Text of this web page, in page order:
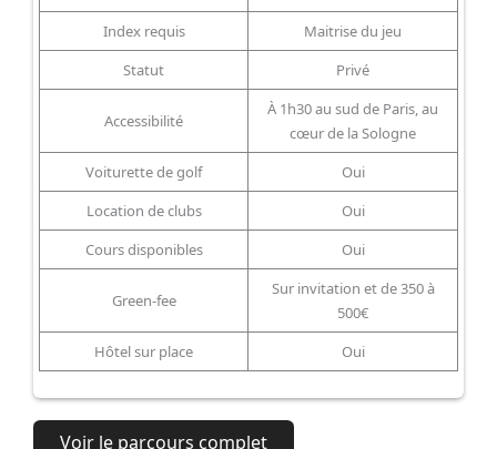
Index requis
Maitrise du jeu
Statut
Privé
Accessibilité
À 1h30 au sud de Paris, au
cœur de la Sologne
Voiturette de golf
Oui
Location de clubs
Oui
Cours disponibles
Oui
Green-fee
Sur invitation et de 350 à
500€
Hôtel sur place
Oui
Voir le parcours complet